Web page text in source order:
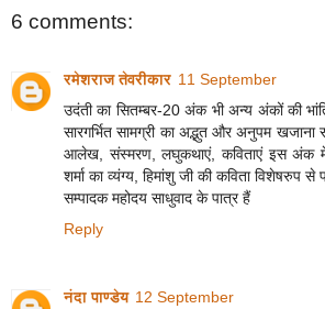
6 comments:
रमेशराज तेवरीकार 11 September
उदंती का सितम्बर-20 अंक भी अन्य अंकों की
सारगर्भित सामग्री का अद्भुत और अनुपम
आलेख, संस्मरण, लघुकथाएं, कविताएं इस अंक में
शर्मा का व्यंग्य, हिमांशु जी की कविता विशेषरुप से
सम्पादक महोदय साधुवाद के पात्र हैं
Reply
नंदा पाण्डेय 12 September